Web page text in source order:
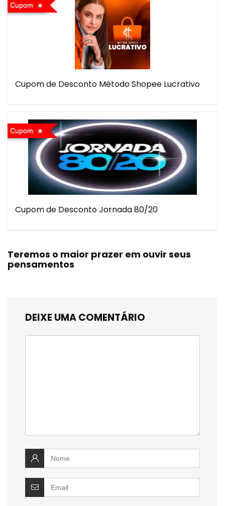
Cupom
Cupom de Desconto Método Shopee Lucrativo
Cupom
Cupom de Desconto Jornada 80/20
Teremos o maior prazer em ouvir seus
pensamentos
DEIXE UMA COMENTÁRIO